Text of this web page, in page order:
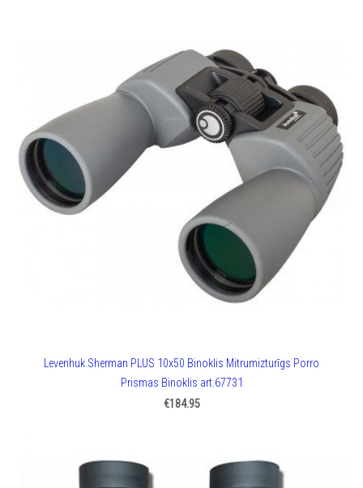
Levenhuk Sherman PLUS 10x50 Binoklis Mitrumizturīgs Porro
Prismas Binoklis art.67731
€184.95